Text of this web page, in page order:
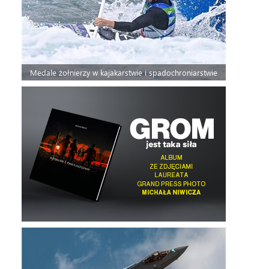
Medale żołnierzy w kajakarstwie i spadochroniarstwie